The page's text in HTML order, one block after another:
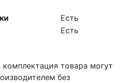
Есть
Есть
товара могут
без